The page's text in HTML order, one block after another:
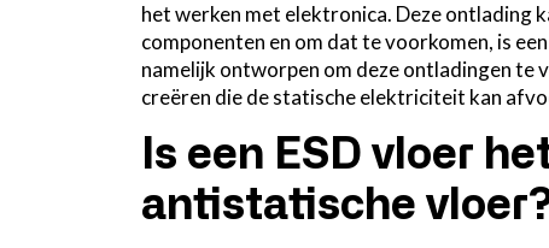
het werken met elektronica. Deze ontlading
componenten en om dat te voorkomen, is
namelijk ontworpen om deze ontladingen te
creëren die de statische elektriciteit kan
Is een ESD vloer
antistatische